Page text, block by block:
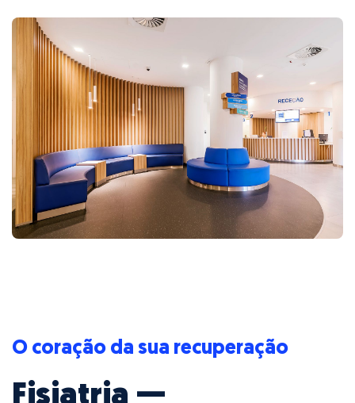
O coração da sua recuperação
Fisiatria —